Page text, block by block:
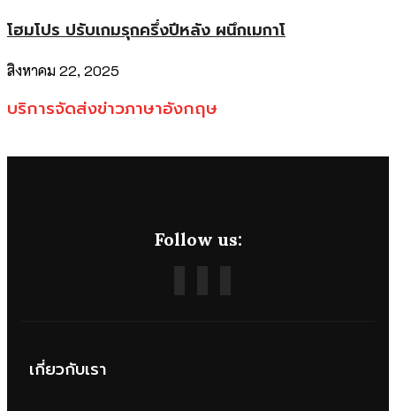
โฮมโปร ปรับเกมรุกครึ่งปีหลัง ผนึกเมกาโ
สิงหาคม 22, 2025
บริการจัดส่งข่าวภาษาอังกฤษ
Follow us:
เกี่ยวกับเรา